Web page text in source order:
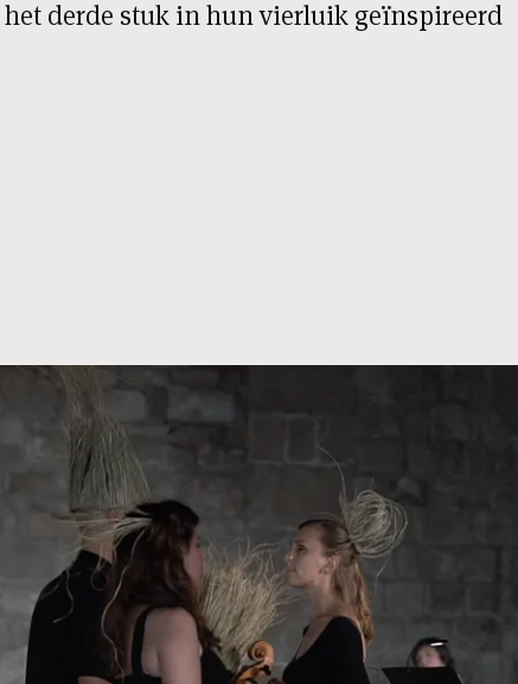
het derde stuk in hun vierluik geïnspireerd